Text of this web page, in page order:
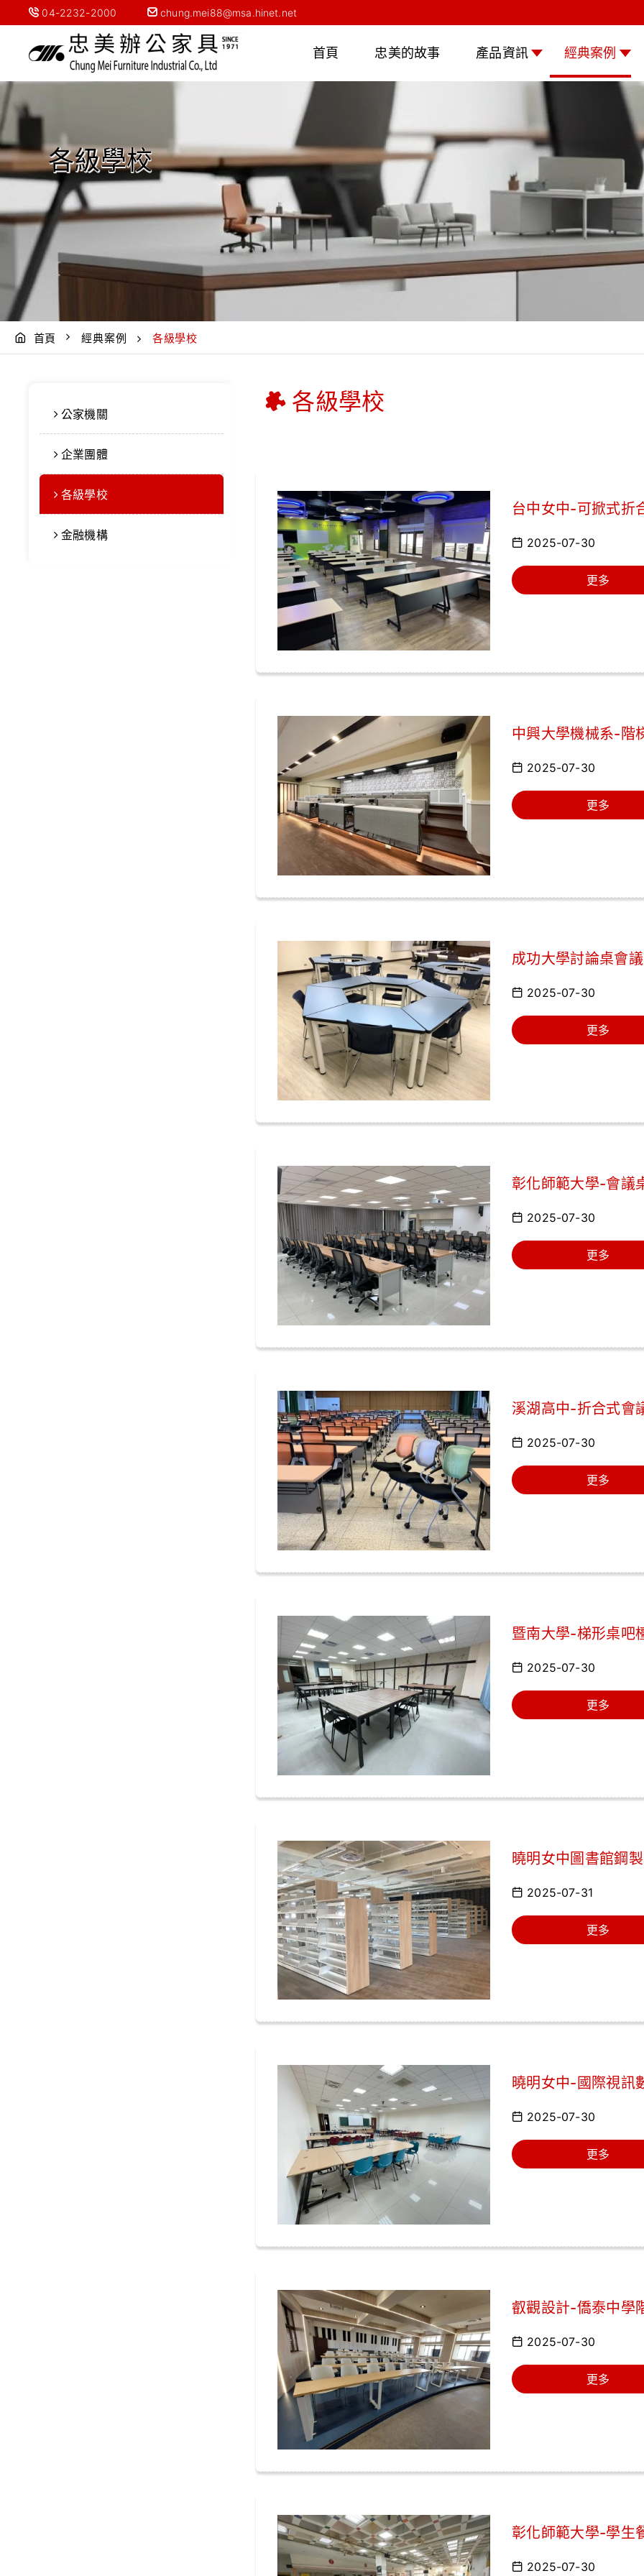
04-2232-2000 chung.mei88@msa.hinet.net
首頁 忠美的故事 產品資訊 經典案例
各級學校
首頁 經典案例 各級學校
公家機關
企業團體
各級學校
金融機構
各級學校
台中女中-可掀式折
2025-07-30
更多
中興大學機械系-階
2025-07-30
更多
成功大學討論桌會
2025-07-30
更多
彰化師範大學-會議
2025-07-30
更多
溪湖高中-折合式會
2025-07-30
更多
暨南大學-梯形桌吧
2025-07-30
更多
曉明女中圖書館鋼
2025-07-31
更多
曉明女中-國際視訊
2025-07-30
更多
叡觀設計-僑泰中學
2025-07-30
更多
彰化師範大學-學生
2025-07-30